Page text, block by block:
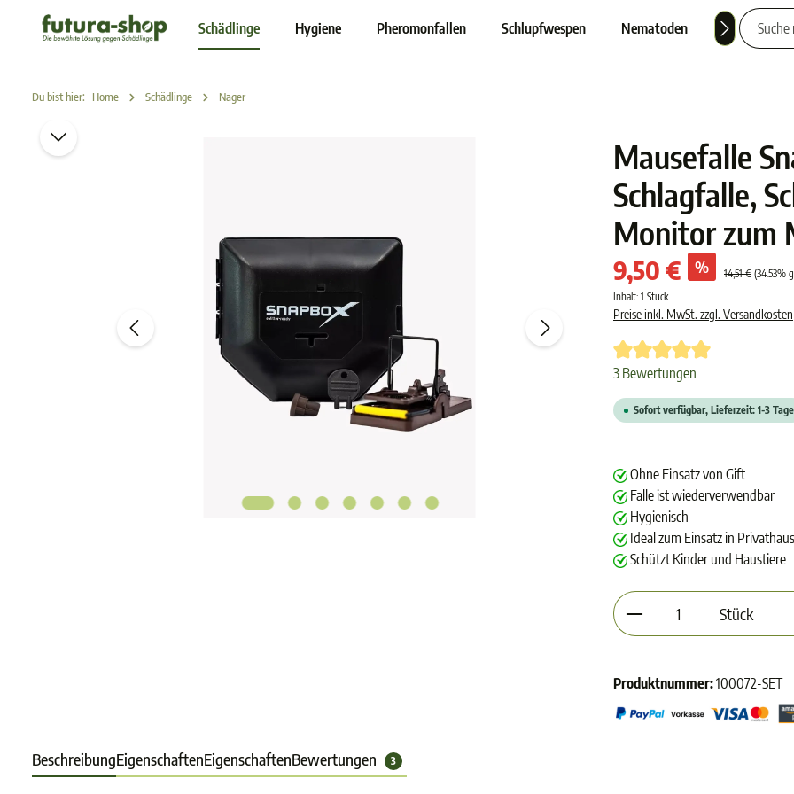
springen Schädlinge Hygiene Pheromonfallen Schlupfwespen Nematoden Nützlinge
Du bist hier: Home Schädlinge Nager
Mausefalle
Schlagfalle,
Monitor zum
9,50 € % 14,51 € (34.53%
Inhalt: 1 Stück
Preise inkl. MwSt. zzgl. Versandkosten
Durchschnittliche Bewertung von
3 Bewertungen
Sofort verfügbar, Lieferzeit: 1-3 Tage
Ohne Einsatz von Gift
Falle ist wiederverwendbar
Hygienisch
Ideal zum Einsatz in
Schützt Kinder und Haustiere
Produkt Anzahl: Gib
Stück
Produktnummer:100072-SET
BeschreibungEigenschaftenEigenschaftenBewertungen 3